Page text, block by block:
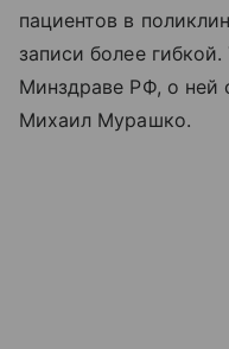
пациентов в
записи более
Минздраве РФ, о ней
Михаил Мурашко.